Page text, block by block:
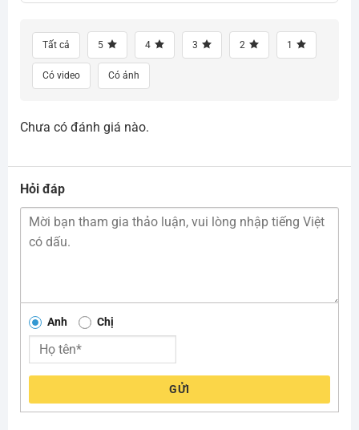
Tất cả 5 4 3 2 1
Có video Có ảnh
Chưa có đánh giá nào.
Hỏi đáp
Anh Chị
GỬI